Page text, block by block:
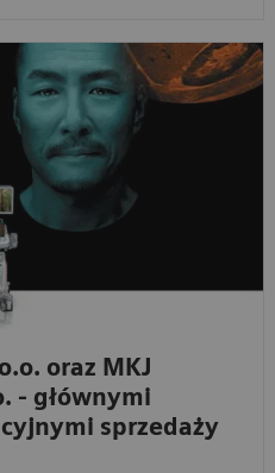
oraz MKJ
- głównymi
sprzedaży